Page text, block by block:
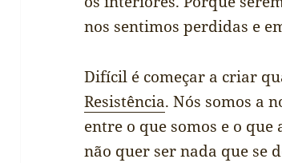
nos sentimos perdidas e
Difícil é começar a criar
Resistência. Nós somos a
entre o que somos e o
não quer ser nada que se